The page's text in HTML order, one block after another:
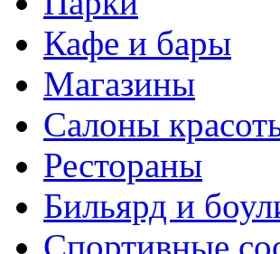
Кафе и бары
Магазины
Салоны
Рестораны
Бильярд и
Спортивные